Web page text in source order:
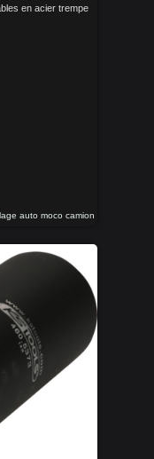
en acier trempe
auto moco camion